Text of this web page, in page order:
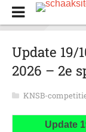
Update 19/
2026 – 2e
KNSB-
Update